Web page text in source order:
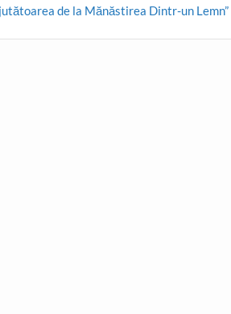
de la Mănăstirea Dintr-un Lemn”